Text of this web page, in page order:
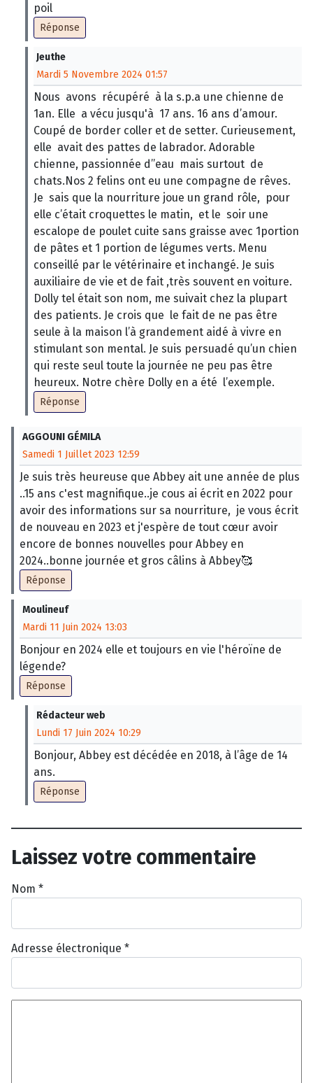
poil
Réponse
Jeuthe
Mardi 5 Novembre 2024 01:57
Nous avons récupéré à la s.p.a une chienne de
1an. Elle a vécu jusqu'à 17 ans. 16 ans d’amour.
Coupé de border coller et de setter. Curieusement,
elle avait des pattes de labrador. Adorable
chienne, passionnée d’’eau mais surtout de
chats.Nos 2 felins ont eu une compagne de rêves.
Je sais que la nourriture joue un grand rôle, pour
elle c’était croquettes le matin, et le soir une
escalope de poulet cuite sans graisse avec 1portion
de pâtes et 1 portion de légumes verts. Menu
conseillé par le vétérinaire et inchangé. Je suis
auxiliaire de vie et de fait ,très souvent en voiture.
Dolly tel était son nom, me suivait chez la plupart
des patients. Je crois que le fait de ne pas être
seule à la maison l’à grandement aidé à vivre en
stimulant son mental. Je suis persuadé qu’un chien
qui reste seul toute la journée ne peu pas être
heureux. Notre chère Dolly en a été l’exemple.
Réponse
AGGOUNI GÉMILA
Samedi 1 Juillet 2023 12:59
Je suis très heureuse que Abbey ait une année de plus
..15 ans c'est magnifique..je cous ai écrit en 2022 pour
avoir des informations sur sa nourriture, je vous écrit
de nouveau en 2023 et j'espère de tout cœur avoir
encore de bonnes nouvelles pour Abbey en
2024..bonne journée et gros câlins à Abbey🥰
Réponse
Moulineuf
Mardi 11 Juin 2024 13:03
Bonjour en 2024 elle et toujours en vie l'héroïne de
légende?
Réponse
Rédacteur web
Lundi 17 Juin 2024 10:29
Bonjour, Abbey est décédée en 2018, à l’âge de 14
ans.
Réponse
Laissez votre commentaire
Nom *
Adresse électronique *